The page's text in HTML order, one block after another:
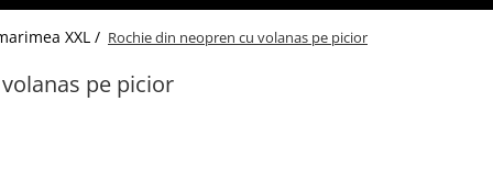
XXL / Rochie din neopren cu volanas pe picior
pe picior